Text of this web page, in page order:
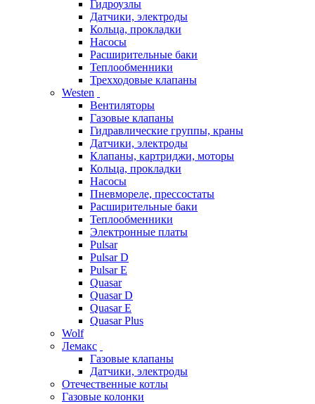
Гидроузлы
Датчики, электроды
Кольца, прокладки
Насосы
Расширительные баки
Теплообменники
Трехходовые клапаны
Westen
Вентиляторы
Газовые клапаны
Гидравлические группы, краны
Датчики, электроды
Клапаны, картриджи, моторы
Кольца, прокладки
Насосы
Пневмореле, прессостаты
Расширительные баки
Теплообменники
Электронные платы
Pulsar
Pulsar D
Pulsar E
Quasar
Quasar D
Quasar E
Quasar Plus
Wolf
Лемакс
Газовые клапаны
Датчики, электроды
Отечественные котлы
Газовые колонки